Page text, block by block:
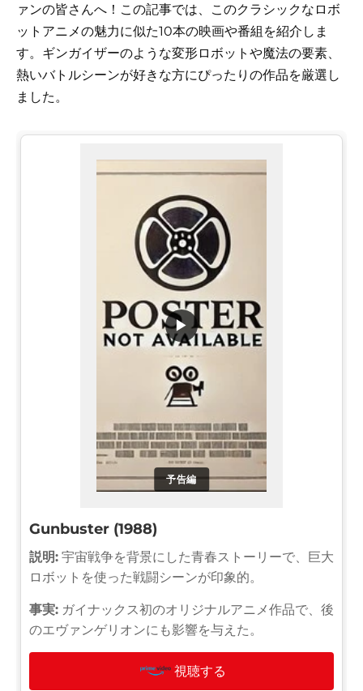
ァンの皆さんへ！この記事では、このクラシックなロボ
ットアニメの魅力に似た10本の映画や番組を紹介しま
す。ギンガイザーのような変形ロボットや魔法の要素、
熱いバトルシーンが好きな方にぴったりの作品を厳選し
ました。
予告編
▶
Gunbuster (1988)
説明: 宇宙戦争を背景にした青春ストーリーで、巨大
ロボットを使った戦闘シーンが印象的。
事実: ガイナックス初のオリジナルアニメ作品で、後
のエヴァンゲリオンにも影響を与えた。
視聴する